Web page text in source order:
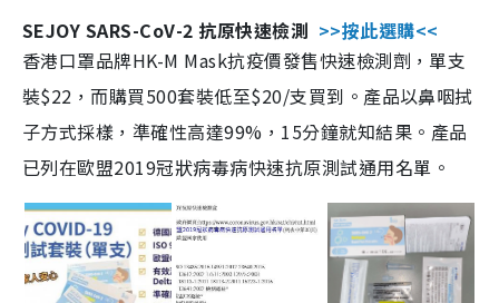
SEJOY SARS-CoV-2 抗原快速檢測 >>按此選購<<
香港口罩品牌HK-M Mask抗疫價發售快速檢測劑，單支
裝$22，而購買500套裝低至$20/支買到。產品以鼻咽拭
子方式採樣，準確性高達99%，15分鐘就知結果。產品
已列在歐盟2019冠狀病毒病快速抗原測試通用名單。